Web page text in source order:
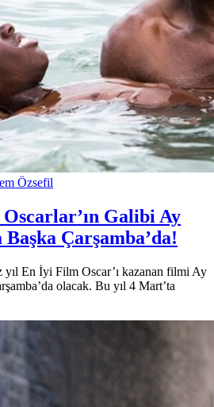
Özsefil
Galibi Ay
Başka Çarşamba’da!
En İyi Film Oscar’ı kazanan filmi Ay
olacak. Bu yıl 4 Mart’ta